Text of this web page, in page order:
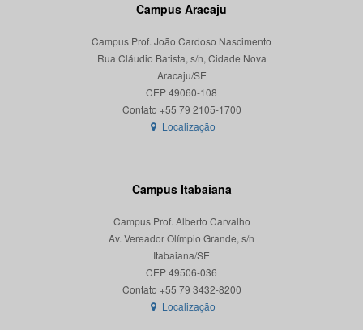
Campus Aracaju
Campus Prof. João Cardoso Nascimento
Rua Cláudio Batista, s/n, Cidade Nova
Aracaju/SE
CEP 49060-108
Localização
Campus Itabaiana
Campus Prof. Alberto Carvalho
Av. Vereador Olímpio Grande, s/n
Itabaiana/SE
CEP 49506-036
Localização